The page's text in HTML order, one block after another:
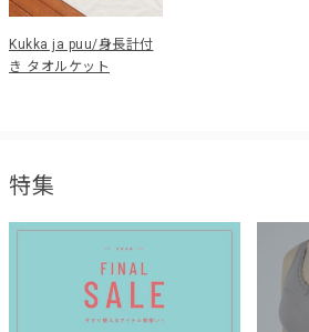
Kukka ja puu/身長計付
き タオルケット
特集